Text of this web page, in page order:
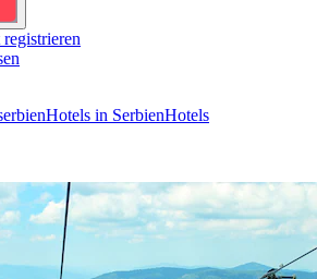
Hotels in SerbienHotels